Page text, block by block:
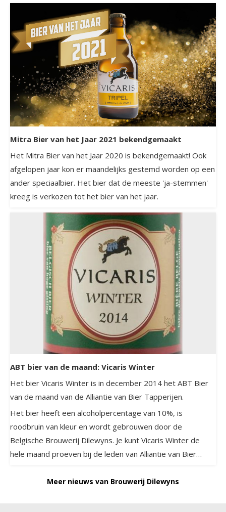
Mitra Bier van het Jaar 2021 bekendgemaakt
Het Mitra Bier van het Jaar 2020 is bekendgemaakt! Ook
afgelopen jaar kon er maandelijks gestemd worden op een
ander speciaalbier. Het bier dat de meeste 'ja-stemmen'
kreeg is verkozen tot het bier van het jaar.
ABT bier van de maand: Vicaris Winter
Het bier Vicaris Winter is in december 2014 het ABT Bier
van de maand van de Alliantie van Bier Tapperijen.
Het bier heeft een alcoholpercentage van 10%, is
roodbruin van kleur en wordt gebrouwen door de
Belgische Brouwerij Dilewyns. Je kunt Vicaris Winter de
hele maand proeven bij de leden van Alliantie van Bier
Meer nieuws van Brouwerij Dilewyns